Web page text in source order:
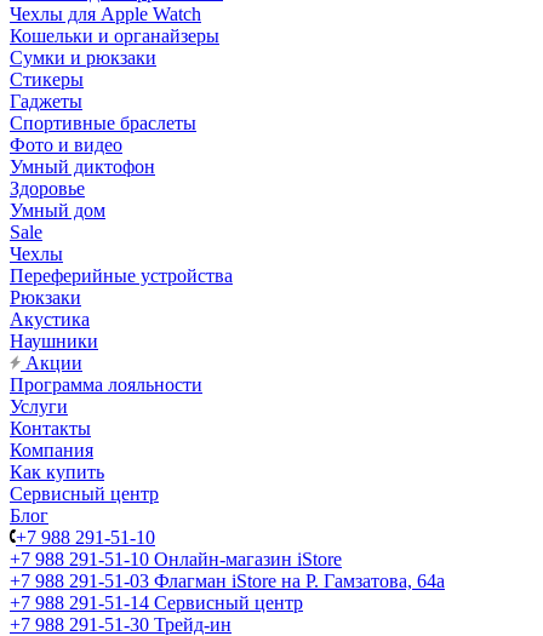
Чехлы для Apple Watch
Кошельки и органайзеры
Сумки и рюкзаки
Стикеры
Гаджеты
Спортивные браслеты
Фото и видео
Умный диктофон
Здоровье
Умный дом
Sale
Чехлы
Переферийные устройства
Рюкзаки
Акустика
Наушники
Акции
Программа лояльности
Услуги
Контакты
Компания
Как купить
Сервисный центр
Блог
+7 988 291-51-10
+7 988 291-51-10 Онлайн-магазин iStore
+7 988 291-51-03 Флагман iStore на Р. Гамзатова, 64а
+7 988 291-51-14 Сервисный центр
+7 988 291-51-30 Трейд-ин